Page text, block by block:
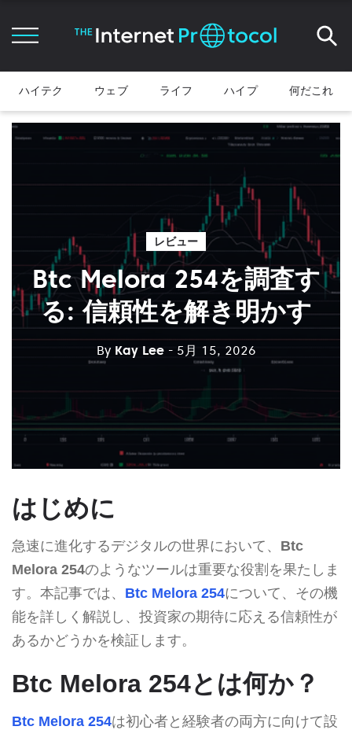
ハイテク ウェブ ライフ ハイプ 何だこれ
レビュー
Btc Melora 254を調査す
る: 信頼性を解き明かす
By Kay Lee - 5月 15, 2026
はじめに
急速に進化するデジタルの世界において、 Btc
Melora 254のようなツールは重要な役割を果たしま
す。本記事では、 Btc Melora 254について、その機
能を詳しく解説し、投資家の期待に応える信頼性が
あるかどうかを検証します。
Btc Melora 254とは何か？
Btc Melora 254は初心者と経験者の両方に向けて設